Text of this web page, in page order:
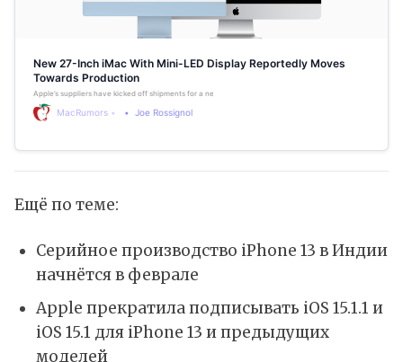
New 27-Inch iMac With Mini-LED Display Reportedly Moves
Towards Production
Apple’s suppliers have kicked off shipments for a new 27-inch iMac with a mini-LED display, according
MacRumors Joe Rossignol
Ещё по теме:
Серийное производство iPhone 13 в Индии
начнётся в феврале
Apple прекратила подписывать iOS 15.1.1 и
iOS 15.1 для iPhone 13 и предыдущих
моделей